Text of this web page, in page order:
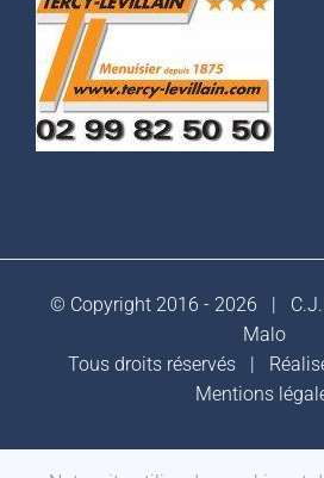
© Copyright 2016 - 2026 |
Malo
Tous droits réservés |
Mentions